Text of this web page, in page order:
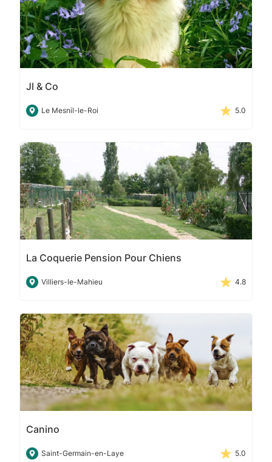
Jl & Co
Le Mesnil-le-Roi 5.0
La Coquerie Pension Pour Chiens
Villiers-le-Mahieu 4.8
Canino
Saint-Germain-en-Laye 5.0